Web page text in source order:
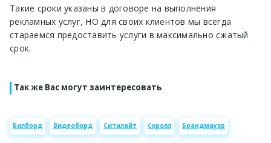
Такие сроки указаны в договоре на выполнения
рекламных услуг, НО для своих клиентов мы всегда
стараемся предоставить услуги в максимально сжатый
срок.
Так же Вас могут заинтересовать
Билборд Видеоборд Ситилайт Скролл Брандмауэр